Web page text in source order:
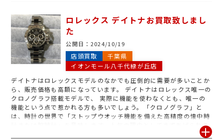
商品でしたので頑張らせて頂き、お客様も納得の金額にてお買取さ
せて頂きました。使わない時計が御座いましたらジュエルカフェイ
オンモール4階八千代緑が丘店にお持ち下さい。イオン館内にござ
いますのでお買い物ついでにお持ち頂ければ、丁寧に無料査定させ
て頂きます。
ロレックス デイトナお買取致しまし
た
公開日： 2024/10/19
店頭買取
千葉県
イオンモール八千代緑が丘店
デイトナはロレックスモデルのなかでも圧倒的に需要が多いことか
ら、販売価格も高額になっています。 デイトナはロレックス唯一の
クロノグラフ搭載モデルで、 実際に機能を使わなくとも、唯一の
機能という点で惹かれる方も多いでしょう。「クロノグラフ」と
は、時計の世界で「ストップウオッチ機能を備えた高精度の懐中時
計または腕時計」を意味します。人気の理由としてまずあげられる
のは「デザイン性が高い」ことです。 シンプルに「クロノグラフの